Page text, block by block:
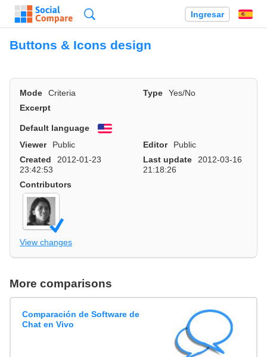
Ingresar
Buttons & Icons design
Mode Criteria Type
Yes/No
Excerpt
Default language
English
Viewer
Public Editor
Public
Created
2012-01-23
23:42:53
Last update
2012-03-16
21:18:26
Contributors
View changes
More comparisons
Comparación de Software de
Chat en Vivo